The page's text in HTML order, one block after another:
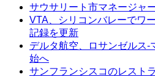
サウサリート市マネージャ
VTA、シリコンバレーでワ
記録を更新
デルタ航空、ロサンゼルス-
始へ
サンフランシスコのレスト